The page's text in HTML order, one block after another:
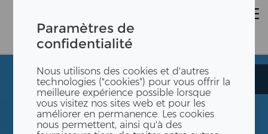
Paramètres de
confidentialité
Nous utilisons des cookies et d'autres
technologies ("cookies") pour vous offrir la
meilleure expérience possible lorsque
vous visitez nos sites web et pour les
améliorer en permanence. Les cookies
nous permettent, ainsi qu'à des
Areuse Celgene
Areuse Celgene